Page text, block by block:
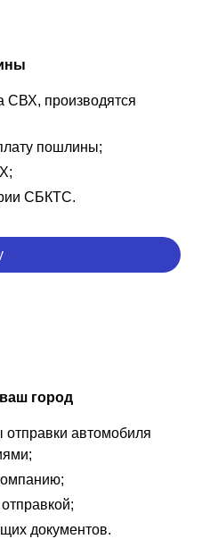
СВХ, производятся
пошлины;
СБКТС.
город
автомобиля
документов.